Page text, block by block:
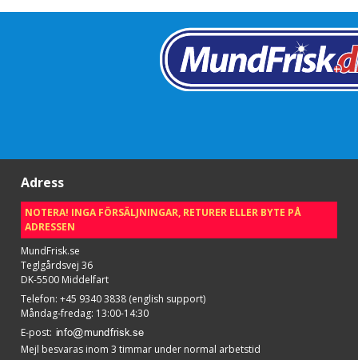
Adress
NOTERA! INGA FÖRSÄLJNINGAR, RETURER ELLER BYTE PÅ
ADRESSEN
MundFrisk.se
Teglgårdsvej 36
DK-5500 Middelfart
Telefon: +45 9340 3838 (english support)
Måndag-fredag: 13:00-14:30
E-post:
Mejl besvaras inom 3 timmar under normal arbetstid